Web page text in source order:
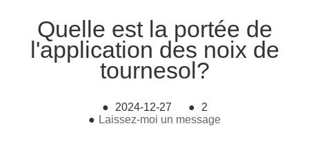
Quelle est la portée de
l'application des noix de
tournesol?
● 2024-12-27 ● 2
● Laissez-moi un message